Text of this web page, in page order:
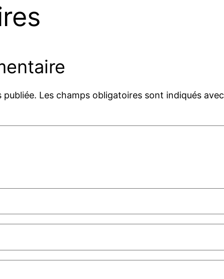
publiée. Les champs obligatoires sont indiqués avec